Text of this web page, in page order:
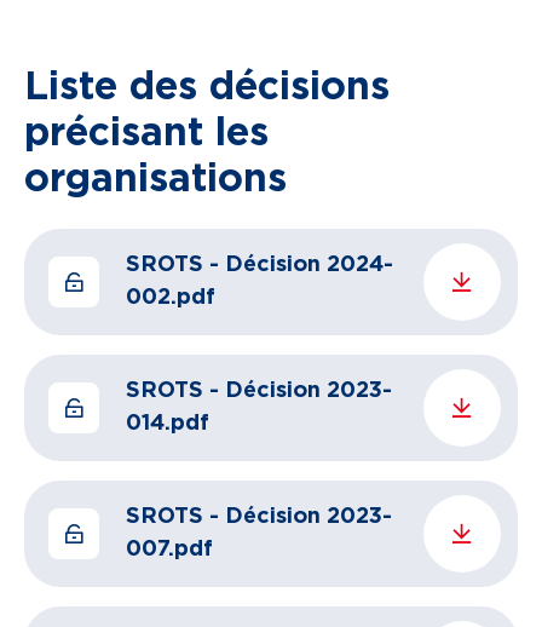
Liste des décisions
précisant les
organisations
SROTS - Décision 2024-
002.pdf
SROTS - Décision 2023-
014.pdf
SROTS - Décision 2023-
007.pdf